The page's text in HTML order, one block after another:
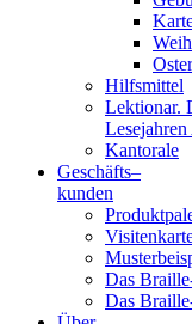
Hilfsmittel
Lektionar.
Kantorale
Geschäfts­–
kunden
Das
Das